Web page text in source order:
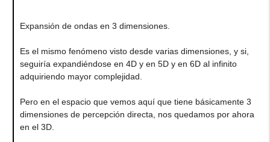
Expansión de ondas en 3 dimensiones.
Es el mismo fenómeno visto desde varias dimensiones, y si,
seguiría expandiéndose en 4D y en 5D y en 6D al infinito
adquiriendo mayor complejidad.
Pero en el espacio que vemos aquí que tiene básicamente 3
dimensiones de percepción directa, nos quedamos por ahora
en el 3D.